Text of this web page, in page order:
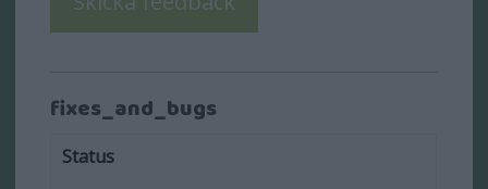
fixes_and_bugs
Status